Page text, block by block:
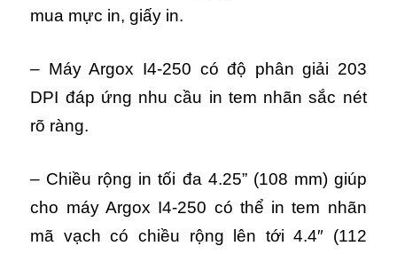
mua mực in, giấy in.
– Máy Argox I4-250 có độ phân giải 203
DPI đáp ứng nhu cầu in tem nhãn sắc nét
rõ ràng.
– Chiều rộng in tối đa 4.25” (108 mm) giúp
cho máy Argox I4-250 có thể in tem nhãn
mã vạch có chiều rộng lên tới 4.4″ (112